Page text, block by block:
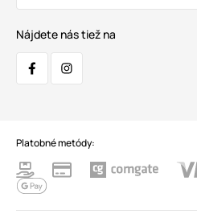
Nájdete nás tiež na
Platobné metódy: